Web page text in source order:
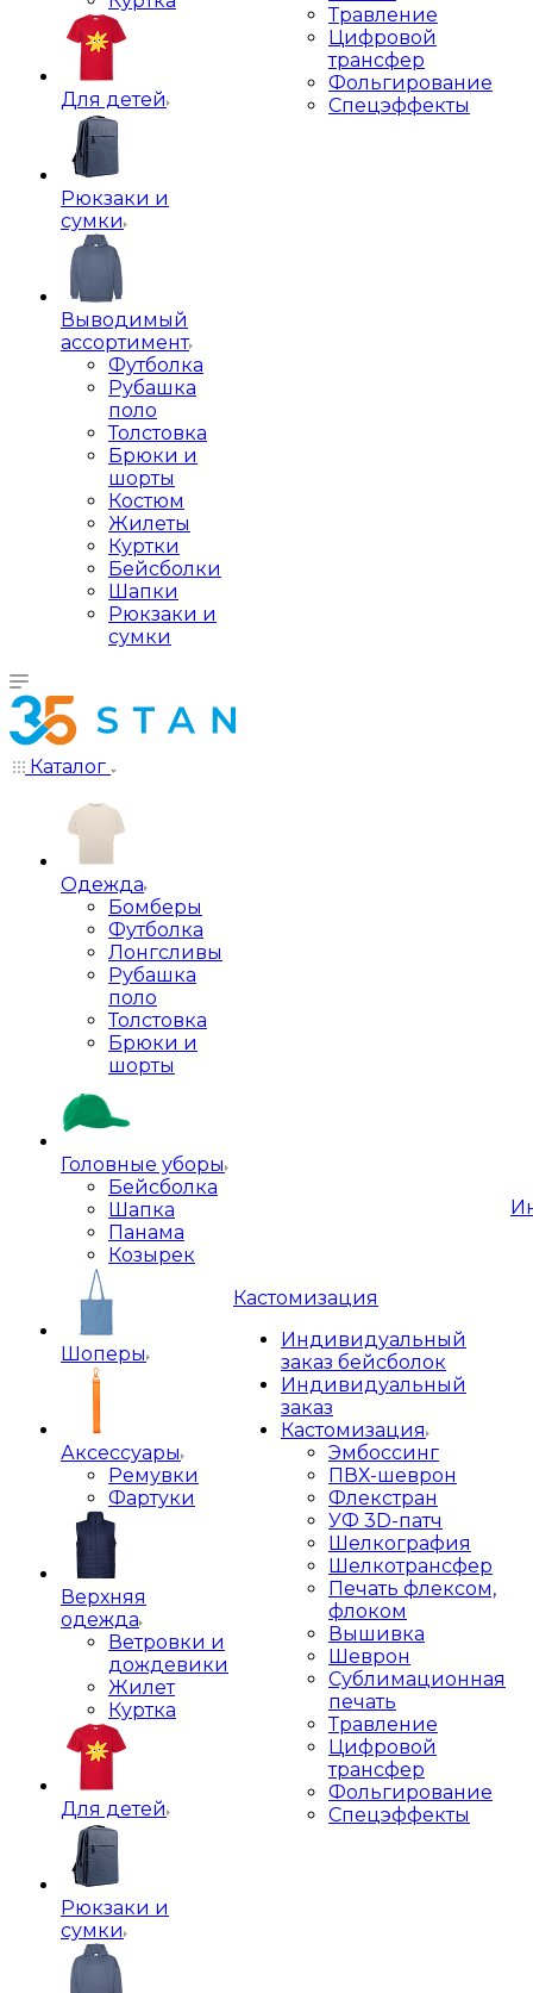
Для детей
Рюкзаки и
сумки
Выводимый
ассортимент
Футболка
Рубашка
поло
Толстовка
Брюки и
шорты
Костюм
Жилеты
Куртки
Бейсболки
Шапки
Рюкзаки и
сумки
Травление
Цифровой
трансфер
Фольгирование
Спецэффекты
Каталог
Одежда
Бомберы
Футболка
Лонгсливы
Рубашка
поло
Толстовка
Брюки и
шорты
Головные уборы
Бейсболка
Шапка
Панама
Козырек
Шоперы
Аксессуары
Ремувки
Фартуки
Верхняя
одежда
Ветровки и
дождевики
Жилет
Куртка
Для детей
Рюкзаки и
сумки
Кастомизация
Индивидуальный
заказ бейсболок
Индивидуальный
заказ
Кастомизация
Эмбоссинг
ПВХ-шеврон
Флекстран
УФ 3D-патч
Шелкография
Шелкотрансфер
Печать флексом,
флоком
Вышивка
Шеврон
Сублимационная
печать
Травление
Цифровой
трансфер
Фольгирование
Спецэффекты